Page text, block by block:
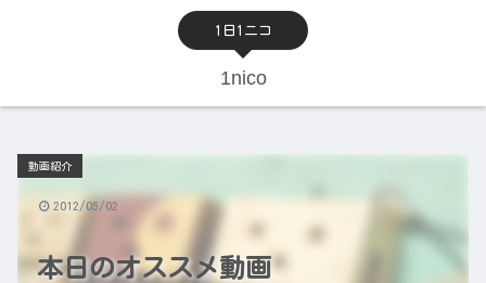
1日1ニコ
1nico
本日のオススメ動画
動画紹介
2012/05/02